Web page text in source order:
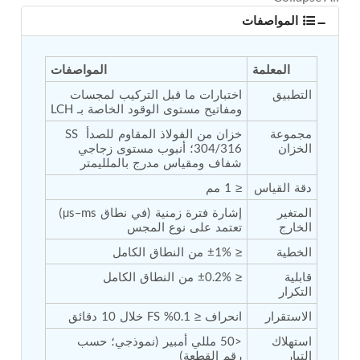
Universal Hydraulic Charging Rig IAF Nasik
Cng Circuit Leak Testing Machine For Volvo Buses
Hydraulic Spreader Machine
Cryogenic Liquid Medical Mxygen Vertical Storage
Tank
Weapon Loading Trolley
Hydrualic Drive Of Osa
Test Equipment For Pump And Centrifugal
Breather
Hydraulic Loading System
Aircraft Arrester Barrier System
Power Shuttle Transmission Test Rig
Tacan Test Bench
Automated Inverter Test Rig On Lab View
Doppler Vor Test Rack
Test Rig For Irab Brake System
Oxygen Gas Boosting Station
Oxygen Boosting System For Oxygen Generation
Plant Psa
Inertia Test Facility
المواصفات
المعلمة
المواصفات
التطبيق
اختبارات ما قبل التركيب لمجسات
ومفاتيح مستوى الوقود الخاصة بـ LCH
مجموعة
الخزان
خزان من الفولاذ المقاوم للصدأ SS
304/316؛ أنبوب مستوى زجاجي
شفاف ومقياس مدرج بالملليمتر
دقة القياس
≤ 1 مم
المتغير
الخارج
إشارة فترة زمنية (في نطاق µs–ms)
تعتمد على نوع المجس
الخطية
≤ ±1% من النطاق الكامل
قابلية
التكرار
≤ ±0.2% من النطاق الكامل
الاستقرار
انحراف ≤ 0.1% FS خلال 10 دقائق
استهلاك
التيار
<50 مللي أمبير (نموذجي؛ حسب
رقم القطعة)